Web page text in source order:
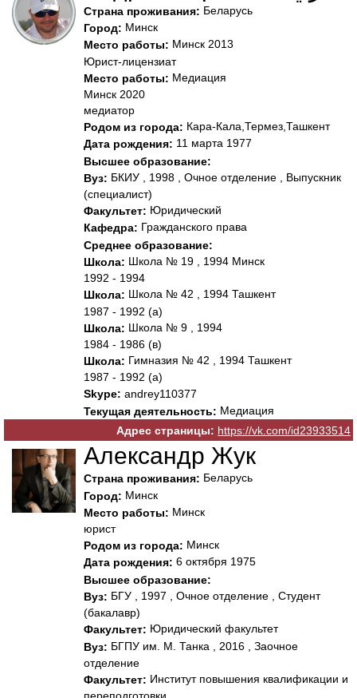
Страна проживания: Беларусь
Город: Минск
Место работы: Минск 2013
Юрист-лицензиат
Место работы: Медиация
Минск 2020
медиатор
Родом из города: Кара-Кала,Термез,Ташкент
Дата рождения: 11 марта 1977
Высшее образование:
Вуз: БКИУ , 1998 , Очное отделение , Выпускник
(специалист)
Факультет: Юридический
Кафедра: Гражданского права
Среднее образование:
Школа: Школа № 19 , 1994 Минск
1992 - 1994
Школа: Школа № 42 , 1994 Ташкент
1987 - 1992 (а)
Школа: Школа № 9 , 1994
1984 - 1986 (в)
Школа: Гимназия № 42 , 1994 Ташкент
1987 - 1992 (а)
Skype: andrey110377
Текущая деятельность: Медиация
Адрес страницы: https://vk.com/id23933514
Александр Жук
Страна проживания: Беларусь
Город: Минск
Место работы: Минск
юрист
Родом из города: Минск
Дата рождения: 6 октября 1975
Высшее образование:
Вуз: БГУ , 1997 , Очное отделение , Студент
(бакалавр)
Факультет: Юридический факультет
Вуз: БГПУ им. М. Танка , 2016 , Заочное
отделение
Факультет: Институт повышения квалификации и